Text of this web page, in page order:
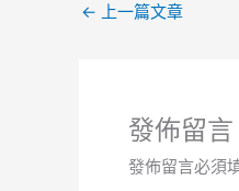
← 上一篇文章
發佈留言
發佈留言必須